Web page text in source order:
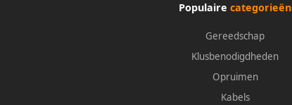
Populaire categorieën
Gereedschap
Klusbenodigdheden
Opruimen
Kabels